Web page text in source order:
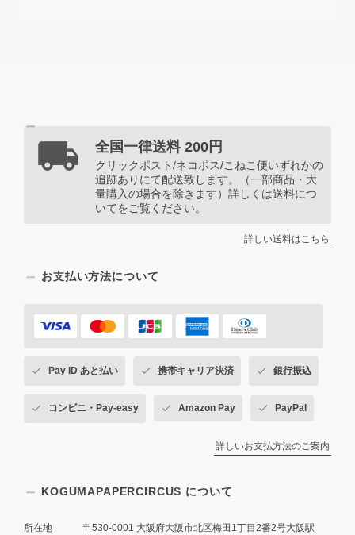
全国一律送料 200円
クリックポスト/ネコポス/こねこ便いずれかの
追跡ありにて配送致します。（一部商品・大
量購入の場合を除きます）詳しくは送料につ
いてをご覧ください。
詳しい送料はこちら
お支払い方法について
Pay ID あと払い 携帯キャリア決済 銀行振込
コンビニ・Pay-easy Amazon Pay PayPal
詳しいお支払方法のご案内
KOGUMAPAPERCIRCUS について
所在地
〒530-0001 大阪府大阪市北区梅田1丁目2番2号大阪駅